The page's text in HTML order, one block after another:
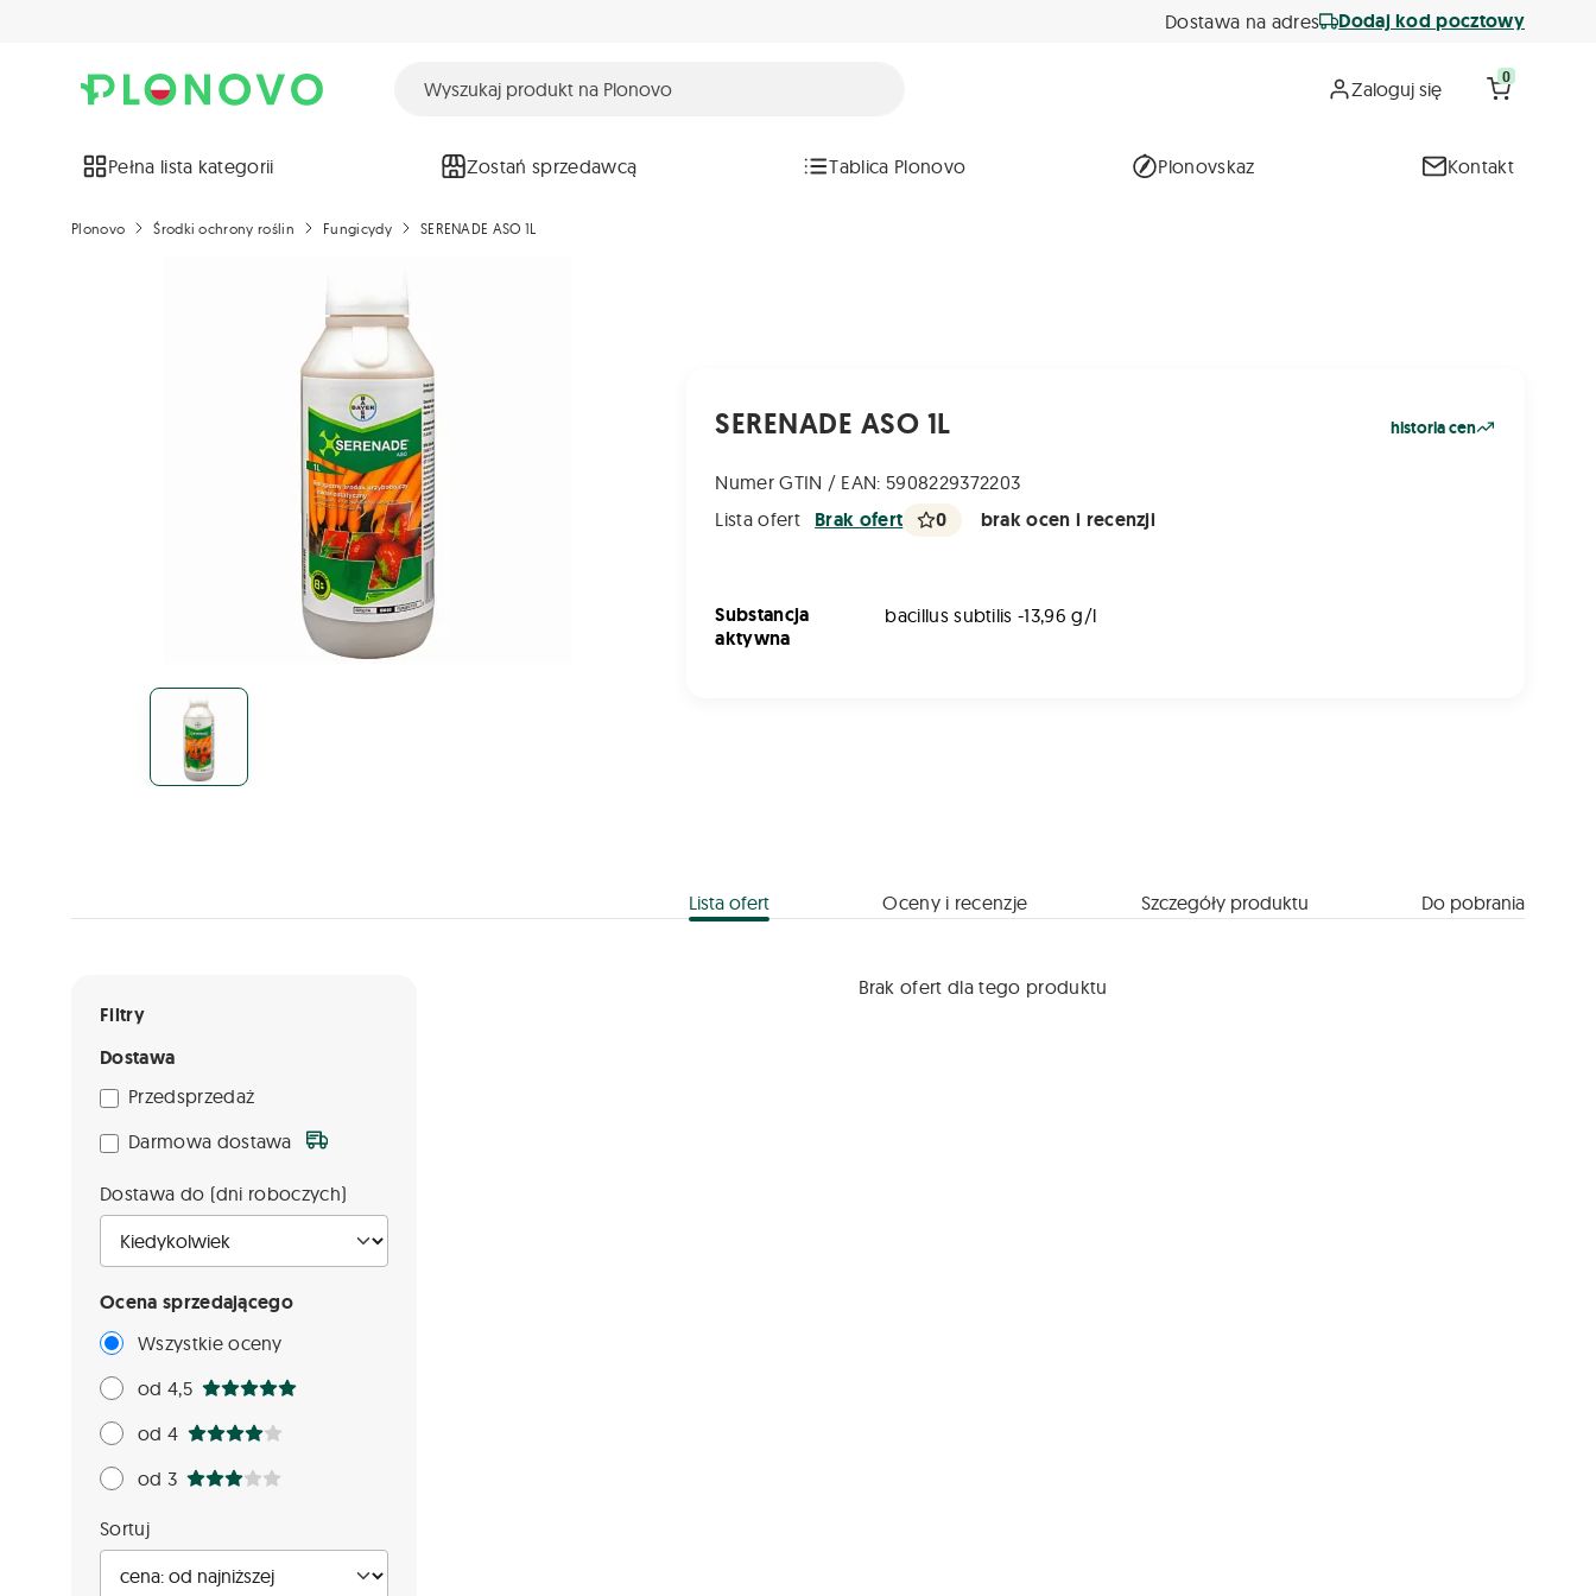
Dostawa na adres Dodaj kod pocztowy
Zaloguj się 0
Pełna lista kategorii Zostań sprzedawcą Tablica Plonovo Plonovskaz Kontakt
Plonovo Środki ochrony roślin Fungicydy SERENADE ASO 1L
SERENADE ASO 1L
Numer GTIN / EAN: 5908229372203
historia cen
Lista ofert Brak ofert 0 brak ocen i recenzji
Substancja
aktywna
bacillus subtilis -13,96 g/l
Lista ofert Oceny i recenzje Szczegóły produktu Do pobrania
Filtry
Dostawa
Przedsprzedaż
Darmowa dostawa
Dostawa do (dni roboczych)
Ocena sprzedającego
Wszystkie oceny
od 4,5
od 4
od 3
Sortuj
Brak ofert dla tego produktu